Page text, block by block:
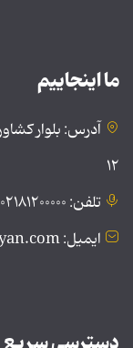
ما اینجاییم
آدرس: بلوار
۱۲
تلفن: ۰۲۱۸۱۲۰۰۰۰۰
ایمیل: public@tebyan.com